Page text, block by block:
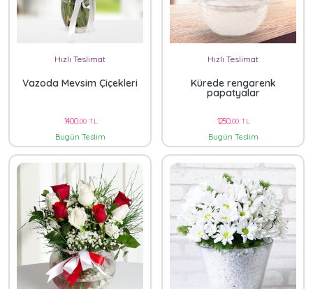
Hızlı Teslimat
Vazoda Mevsim Çiçekleri
1400,00 TL
Bugün Teslim
Hızlı Teslimat
Kürede rengarenk
papatyalar
1250,00 TL
Bugün Teslim